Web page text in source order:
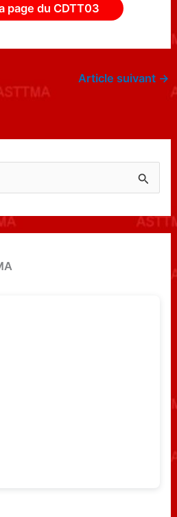
page du CDTT03
Article suivant →